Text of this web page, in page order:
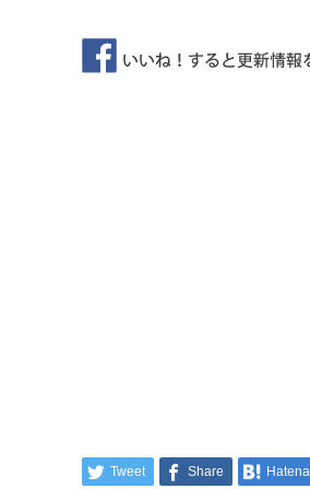
Tweet Share Hatena